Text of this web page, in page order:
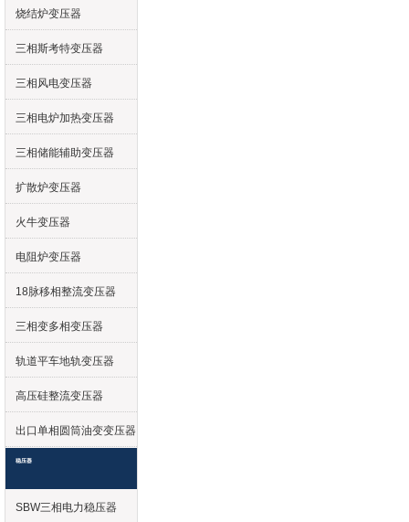
烧结炉变压器
三相斯考特变压器
三相风电变压器
三相电炉加热变压器
三相储能辅助变压器
扩散炉变压器
火牛变压器
电阻炉变压器
18脉移相整流变压器
三相变多相变压器
轨道平车地轨变压器
高压硅整流变压器
出口单相圆筒油变变压器
稳压器
SBW三相电力稳压器